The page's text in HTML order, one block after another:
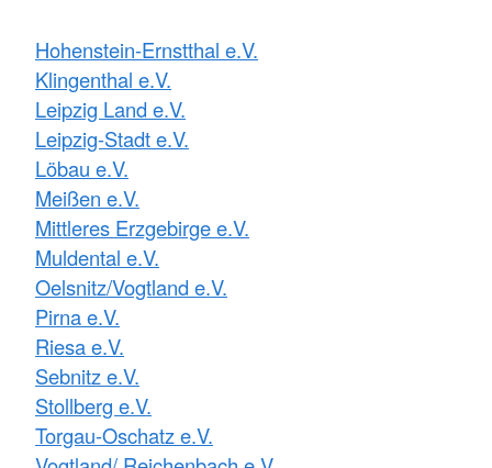
Hohenstein-Ernstthal e.V.
Klingenthal e.V.
Leipzig Land e.V.
Leipzig-Stadt e.V.
Löbau e.V.
Meißen e.V.
Mittleres Erzgebirge e.V.
Muldental e.V.
Oelsnitz/Vogtland e.V.
Pirna e.V.
Riesa e.V.
Sebnitz e.V.
Stollberg e.V.
Torgau-Oschatz e.V.